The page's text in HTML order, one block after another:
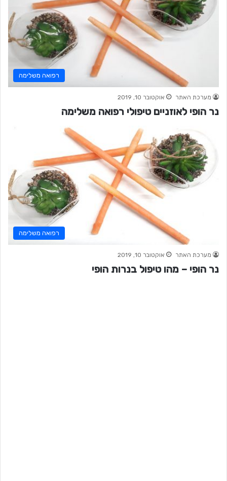
רפואה משלימה
מערכת האתר אוקטובר 10, 2019
נר הופי לאוזניים טיפולי רפואה משלימה
רפואה משלימה
מערכת האתר אוקטובר 10, 2019
נר הופי – מהו טיפול בנרות הופי